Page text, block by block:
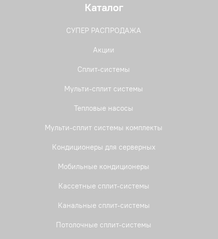
Каталог
СУПЕР РАСПРОДАЖА
Акции
Сплит-системы
Мульти-сплит системы
Тепловые насосы
Мульти-сплит системы комплекты
Кондиционеры для серверных
Мобильные кондиционеры
Кассетные сплит-системы
Канальные сплит-системы
Потолочные сплит-системы